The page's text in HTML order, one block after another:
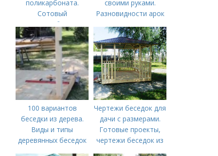
поликарбоната.
Сотовый
поликарбонат
своими руками.
Разновидности арок
100 вариантов
беседки из дерева.
Виды и типы
деревянных беседок
Чертежи беседок для
дачи с размерами.
Готовые проекты,
чертежи беседок из